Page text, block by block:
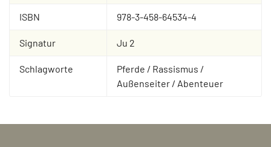
ISBN 978-3-458-64534-4
Signatur Ju 2
Schlagworte
Pferde / Rassismus /
Außenseiter / Abenteuer